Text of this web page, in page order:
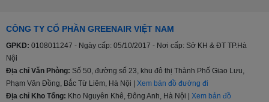
Tủ lạnh Samsung sản xuất với nhiều kích thước khác nhau 208l,
236l, 360l, 380l, 488l…cho đến 648l và 655 lít giúp người tiêu dùng
thoải mái lựa chọn sản phẩm phù hợp với nhu cầu, tiếp xúc với
lượng lớn khách hàng hơn, từ phân khúc tầm trung, trung - cao
CÔNG TY CỔ PHẦN GREENAIR VIỆT NAM
GPKD: 0108011247 - Ngày cấp: 05/10/2017 - Nơi cấp: Sở KH & ĐT TP.Hà
Nội
Địa chỉ Văn Phòng: Số 50, đường số 23, khu đô thị Thành Phố Giao Lưu,
Phạm Văn Đồng, Bắc Từ Liêm, Hà Nội | Xem bản đồ đường đi
Địa chỉ Kho Tổng: Kho Nguyên Khê, Đông Anh, Hà Nội | Xem bản đồ